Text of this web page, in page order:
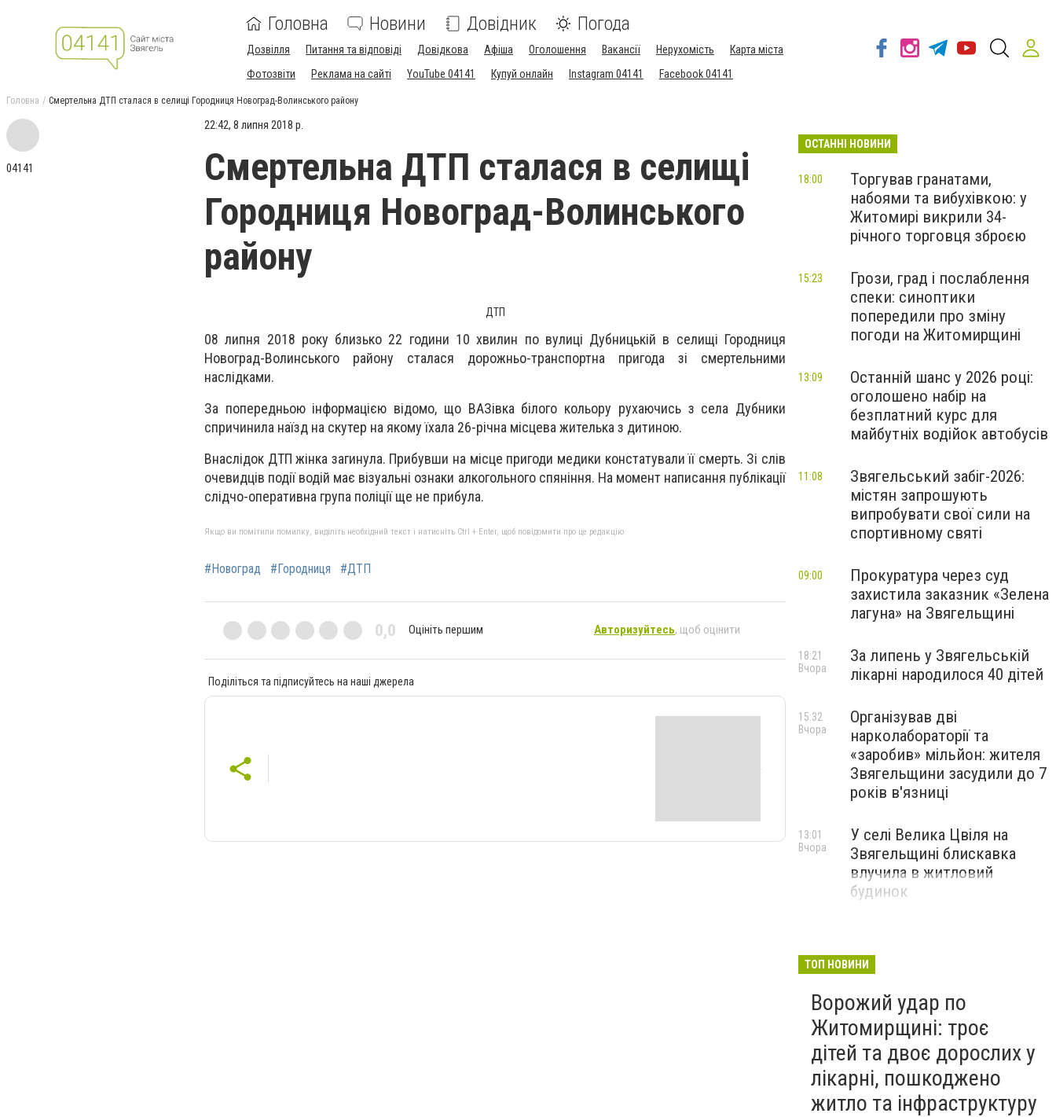
Головна Новини Довідник Погода
Дозвілля Питання та відповіді Довідкова Афіша Оголошення Вакансії Нерухомість
Карта міста
Фотозвіти
Реклама на сайті YouTube 04141 Купуй онлайн Instagram 04141 Facebook 04141
Головна Смертельна ДТП сталася в селищі Городниця Новоград-Волинського району
04141
22:42, 8 липня 2018 р.
Смертельна ДТП сталася в селищі
Городниця Новоград-Волинського
району
ДТП
08 липня 2018 року близько 22 години 10 хвилин по вулиці Дубницькій в селищі Городниця
Новоград-Волинського району сталася дорожньо-транспортна пригода зі смертельними
наслідками.
За попередньою інформацією відомо, що ВАЗівка білого кольору рухаючись з села Дубники
спричинила наїзд на скутер на якому їхала 26-річна місцева жителька з дитиною.
Внаслідок ДТП жінка загинула. Прибувши на місце пригоди медики констатували її смерть. Зі слів
очевидців події водій має візуальні ознаки алкогольного спяніння. На момент написання публікації
слідчо-оперативна група поліції ще не прибула.
Якщо ви помітили помилку, виділіть необхідний текст і натисніть Ctrl + Enter, щоб повідомити про це редакцію
#Новоград #Городниця #ДТП
0,0 Оцініть першим Авторизуйтесь, щоб оцінити
Поділіться та підписуйтесь на наші джерела
ОСТАННІ НОВИНИ
Торгував гранатами,
набоями та вибухівкою: у
Житомирі викрили 34-
річного торговця зброєю
18:00
Грози, град і послаблення
спеки: синоптики
попередили про зміну
погоди на Житомирщині
15:23
Останній шанс у 2026 році:
оголошено набір на
безплатний курс для
майбутніх водійок автобусів
13:09
Звягельський забіг-2026:
містян запрошують
випробувати свої сили на
спортивному святі
11:08
Прокуратура через суд
захистила заказник «Зелена
лагуна» на Звягельщині
09:00
За липень у Звягельській
лікарні народилося 40 дітей
18:21
Вчора
Організував дві
нарколабораторії та
«заробив» мільйон: жителя
Звягельщини засудили до 7
років в'язниці
15:32
Вчора
У селі Велика Цвіля на
Звягельщині блискавка
влучила в житловий
будинок
13:01
Вчора
ТОП НОВИНИ
Ворожий удар по
Житомирщині: троє
дітей та двоє дорослих у
лікарні, пошкоджено
житло та інфраструктуру